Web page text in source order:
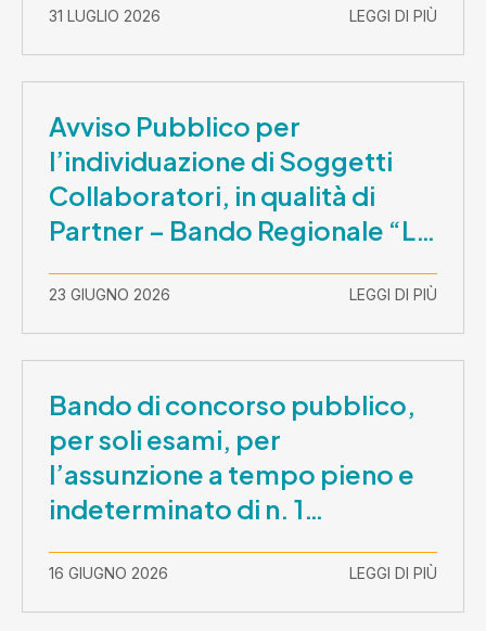
31 LUGLIO 2026 LEGGI DI PIÙ
Avviso Pubblico per
l’individuazione di Soggetti
Collaboratori, in qualità di
Partner – Bando Regionale “La
– CUP E81B26000210003
23 GIUGNO 2026 LEGGI DI PIÙ
Bando di concorso pubblico,
per soli esami, per
l’assunzione a tempo pieno e
indeterminato di n. 1
Assistente Sociale –
Comunicazione prova scritta e
prova orale
16 GIUGNO 2026 LEGGI DI PIÙ